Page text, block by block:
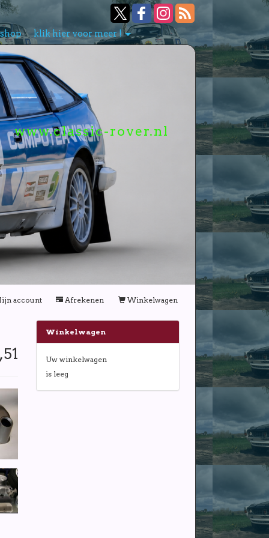
www.classic-rover.nl
klik hier voor meer !
Winkelwagen
Afrekenen
account
Winkelwagen
Uw winkelwagen
is leeg